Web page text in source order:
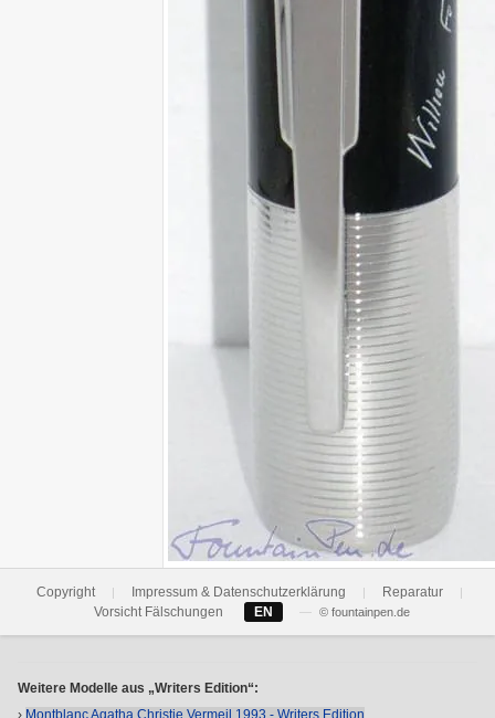
Copyright | Impressum & Datenschutzerklärung | Reparatur |
Vorsicht Fälschungen EN — © fountainpen.de
Weitere Modelle aus „Writers Edition“:
› Montblanc Agatha Christie Vermeil 1993 - Writers Edition